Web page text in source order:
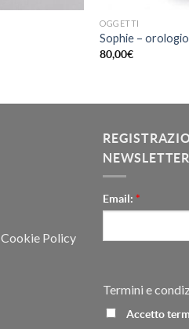
OGGETTI
Sophie –
80,00€
Cookie Policy
NEWSLETTER
Email: *
Termini e
Accetto